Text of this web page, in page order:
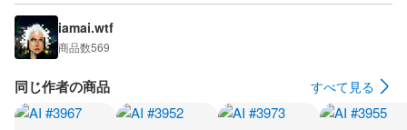
iamai.wtf
商品数569
同じ作者の商品 すべて見る